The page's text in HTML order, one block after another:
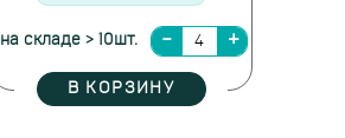
на складе > 10шт.
В КОРЗИНУ